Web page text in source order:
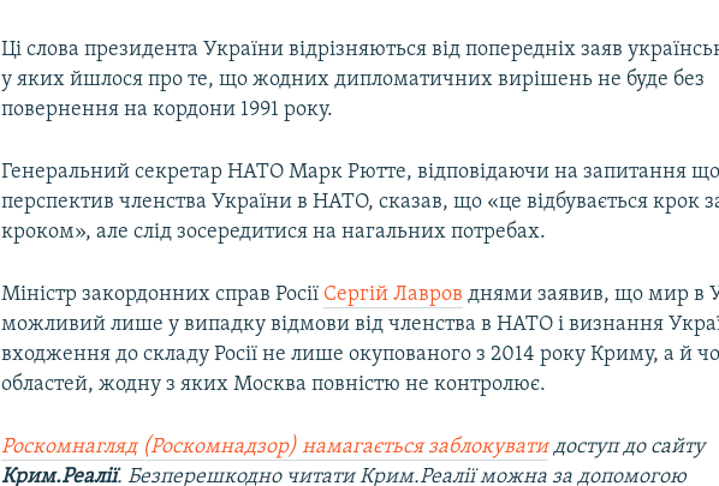
Ці слова президента України відрізняються від попередніх заяв
у яких йшлося про те, що жодних дипломатичних вирішень не буде без
повернення на кордони 1991 року.
Генеральний секретар НАТО Марк Рютте, відповідаючи на запитання
перспектив членства України в НАТО, сказав, що «це відбувається крок
кроком», але слід зосередитися на нагальних потребах.
Міністр закордонних справ Росії Сергій Лавров днями заявив, що мир в
можливий лише у випадку відмови від членства в НАТО і визнання
входження до складу Росії не лише окупованого з 2014 року Криму, а й
областей, жодну з яких Москва повністю не контролює.
Роскомнагляд (Роскомнадзор) намагається заблокуватидоступ до сайту
Крим.Реалії. Безперешкодно читати Крим.Реалії можна за допомогою